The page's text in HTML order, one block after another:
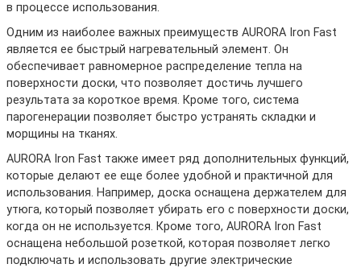
в процессе использования.
Одним из наиболее важных преимуществ AURORA Iron Fast
является ее быстрый нагревательный элемент. Он
обеспечивает равномерное распределение тепла на
поверхности доски, что позволяет достичь лучшего
результата за короткое время. Кроме того, система
парогенерации позволяет быстро устранять складки и
морщины на тканях.
AURORA Iron Fast также имеет ряд дополнительных функций,
которые делают ее еще более удобной и практичной для
использования. Например, доска оснащена держателем для
утюга, который позволяет убирать его с поверхности доски,
когда он не используется. Кроме того, AURORA Iron Fast
оснащена небольшой розеткой, которая позволяет легко
подключать и использовать другие электрические